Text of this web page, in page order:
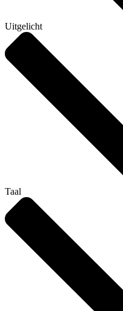
Uitgelicht
Taal